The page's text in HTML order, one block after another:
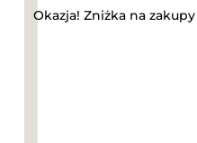
Okazja! Zniżka na